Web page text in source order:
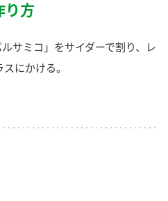
り方
サミコ」をサイダーで割り、レ
スにかける。